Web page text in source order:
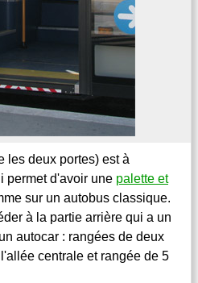
les deux portes) est à
permet d'avoir une palette et
sur un autobus classique.
à la partie arrière qui a un
autocar : rangées de deux
centrale et rangée de 5